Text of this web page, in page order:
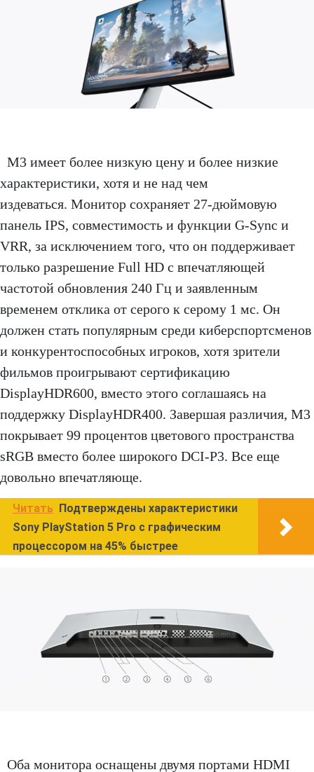
M3 имеет более низкую цену и более низкие
характеристики, хотя и не над чем
издеваться. Монитор сохраняет 27-дюймовую
панель IPS, совместимость и функции G-Sync и
VRR, за исключением того, что он поддерживает
только разрешение Full HD с впечатляющей
частотой обновления 240 Гц и заявленным
временем отклика от серого к серому 1 мс. Он
должен стать популярным среди киберспортсменов
и конкурентоспособных игроков, хотя зрители
фильмов проигрывают сертификацию
DisplayHDR600, вместо этого соглашаясь на
поддержку DisplayHDR400. Завершая различия, M3
покрывает 99 процентов цветового пространства
sRGB вместо более широкого DCI-P3. Все еще
довольно впечатляюще.
Читать Подтверждены характеристики
Sony PlayStation 5 Pro с графическим
процессором на 45% быстрее
Оба монитора оснащены двумя портами HDMI